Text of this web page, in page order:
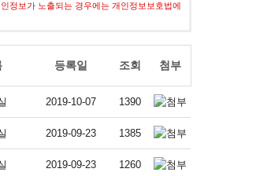
정보가 노출되는 경우에는 개인정보보호법에
등록일 조회 첨부
2019-10-07 1390
2019-09-23 1385
2019-09-23 1260